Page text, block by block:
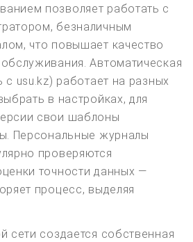
позволяет работать с
безналичным
что повышает качество
Автоматическая
с usu.kz) работает на разных
в настройках, для
свои шаблоны
Персональные журналы
проверяются
точности данных —
процесс, выделяя
сети создается собственная